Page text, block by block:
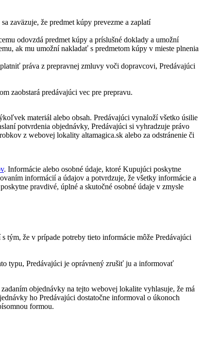
zaväzuje, že predmet kúpy prevezme a zaplatí
odovzdá predmet kúpy a príslušné doklady a umožní
ak mu umožní nakladať s predmetom kúpy v mieste plnenia
práva z prepravnej zmluvy voči dopravcovi, Predávajúci
zaobstará predávajúci vec pre prepravu.
materiál alebo obsah. Predávajúci vynaloží všetko úsilie
potvrdenia objednávky, Predávajúci si vyhradzuje právo
z webovej lokality altamagica.sk alebo za odstránenie či
. Informácie alebo osobné údaje, ktoré Kupujúci poskytne
informácií a údajov a potvrdzuje, že všetky informácie a
pravdivé, úplné a skutočné osobné údaje v zmysle
tým, že v prípade potreby tieto informácie môže Predávajúci
typu, Predávajúci je oprávnený zrušiť ju a informovať
objednávky na tejto webovej lokalite vyhlasuje, že má
ho Predávajúci dostatočne informoval o úkonoch
formou.